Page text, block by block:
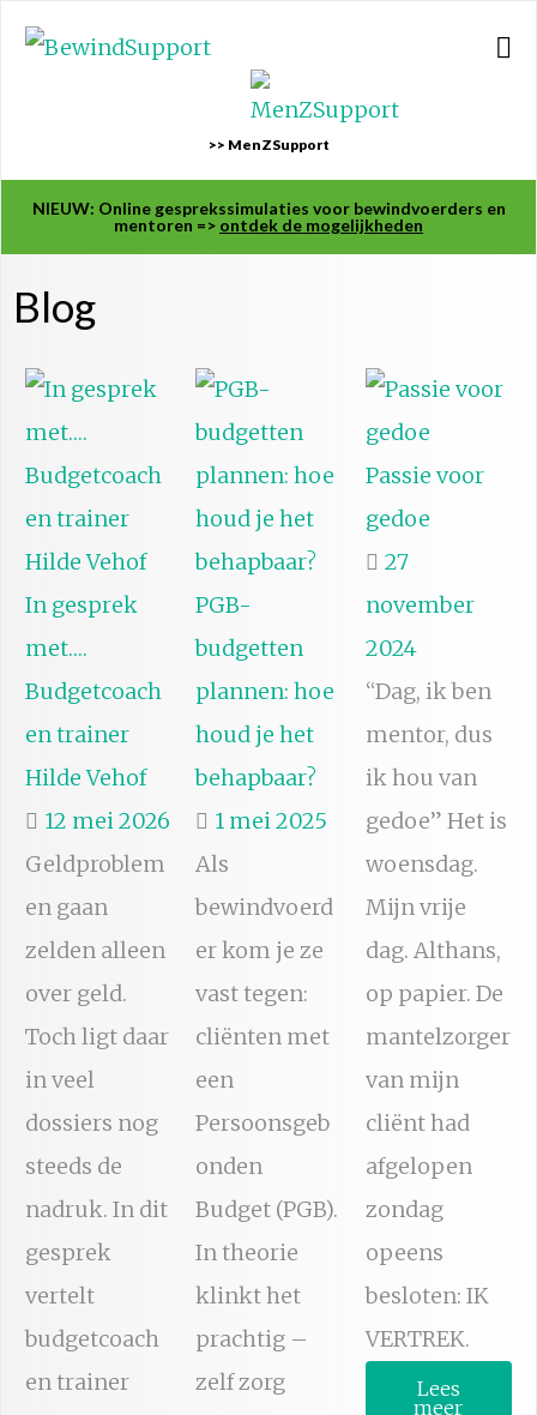
>> MenZSupport
NIEUW: Online gesprekssimulaties voor bewindvoerders en
mentoren => ontdek de mogelijkheden
Blog
In gesprek
met….
Budgetcoach
en trainer
Hilde Vehof
12 mei 2026
Geldproblem
en gaan
zelden alleen
over geld.
Toch ligt daar
in veel
dossiers nog
steeds de
nadruk. In dit
gesprek
vertelt
budgetcoach
en trainer
PGB-
budgetten
plannen: hoe
houd je het
behapbaar?
1 mei 2025
Als
bewindvoerd
er kom je ze
vast tegen:
cliënten met
een
Persoonsgeb
onden
Budget (PGB).
In theorie
klinkt het
prachtig –
zelf zorg
Passie voor
gedoe
27
november
2024
“Dag, ik ben
mentor, dus
ik hou van
gedoe” Het is
woensdag.
Mijn vrije
dag. Althans,
op papier. De
mantelzorger
van mijn
cliënt had
afgelopen
zondag
opeens
besloten: IK
VERTREK.
Lees
meer